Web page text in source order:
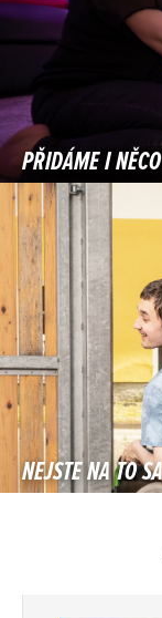
PŘIDÁME I
NEJSTE NA TO